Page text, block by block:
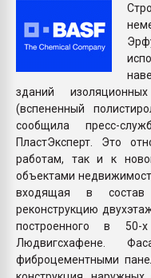
зданий
(вспененный
сообщила пресс-
ПластЭксперт. Это
работам, так и к
объектами
входящая в состав
реконструкцию
построенного в
Людвигсхафене.
фиброцементными